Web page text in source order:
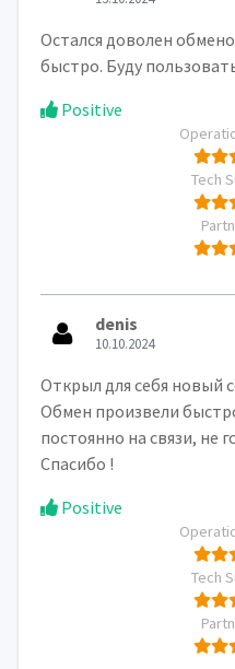
Остался доволен
быстро. Буду
Positive
Tech
denis
10.10.2024
Открыл для себя новый
Обмен произвели
постоянно на связи, не
Спасибо !
Positive
Tech